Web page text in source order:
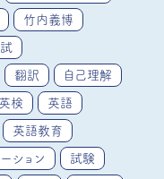
竹内義博
翻訳 自己理解
英検 英語
英語教育
ション 試験